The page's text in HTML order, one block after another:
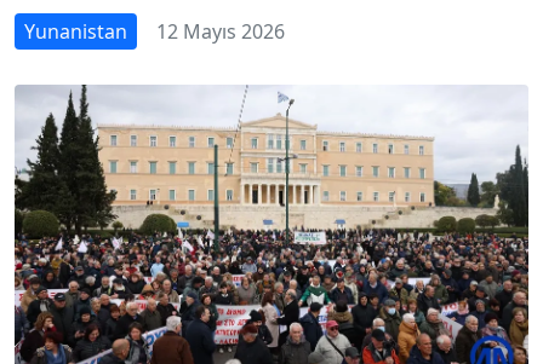
Yunanistan 12 Mayıs 2026